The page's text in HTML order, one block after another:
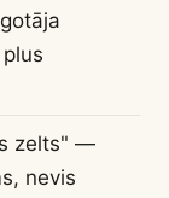
zelts" —
nevis